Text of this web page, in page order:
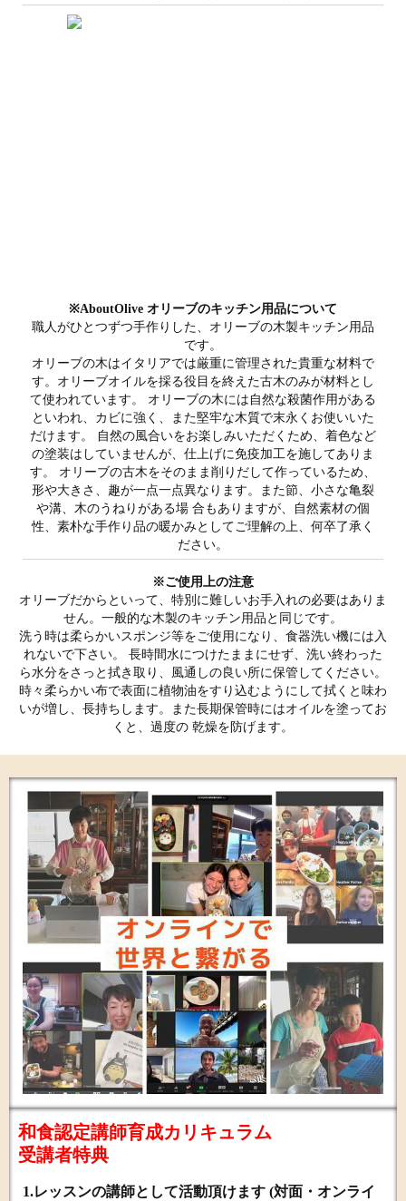
※AboutOlive オリーブのキッチン用品について
職人がひとつずつ手作りした、オリーブの木製キッチン用品
です。
オリーブの木はイタリアでは厳重に管理された貴重な材料で
す。オリーブオイルを採る役目を終えた古木のみが材料とし
て使われています。 オリーブの木には自然な殺菌作用がある
といわれ、カビに強く、また堅牢な木質で末永くお使いいた
だけます。 自然の風合いをお楽しみいただくため、着色など
の塗装はしていませんが、仕上げに免疫加工を施してありま
す。 オリーブの古木をそのまま削りだして作っているため、
形や大きさ、趣が一点一点異なります。また節、小さな亀裂
や溝、木のうねりがある場 合もありますが、自然素材の個
性、素朴な手作り品の暖かみとしてご理解の上、何卒了承く
ださい。
※ご使用上の注意
オリーブだからといって、特別に難しいお手入れの必要はありま
せん。一般的な木製のキッチン用品と同じです。
洗う時は柔らかいスポンジ等をご使用になり、食器洗い機には入
れないで下さい。 長時間水につけたままにせず、洗い終わった
ら水分をさっと拭き取り、風通しの良い所に保管してください。
時々柔らかい布で表面に植物油をすり込むようにして拭くと味わ
いが増し、長持ちします。また長期保管時にはオイルを塗ってお
くと、過度の 乾燥を防げます。
和食認定講師育成カリキュラム
受講者特典
1.レッスンの講師として活動頂けます (対面・オンライ